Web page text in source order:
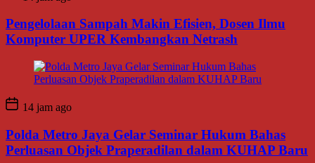
Pengelolaan Sampah Makin Efisien, Dosen Ilmu
Komputer UPER Kembangkan Netrash
14 jam ago
Polda Metro Jaya Gelar Seminar Hukum Bahas
Perluasan Objek Praperadilan dalam KUHAP Baru